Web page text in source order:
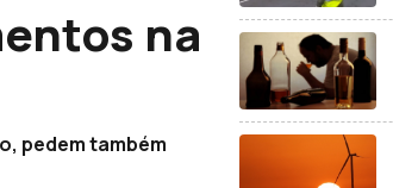
na
pedem também